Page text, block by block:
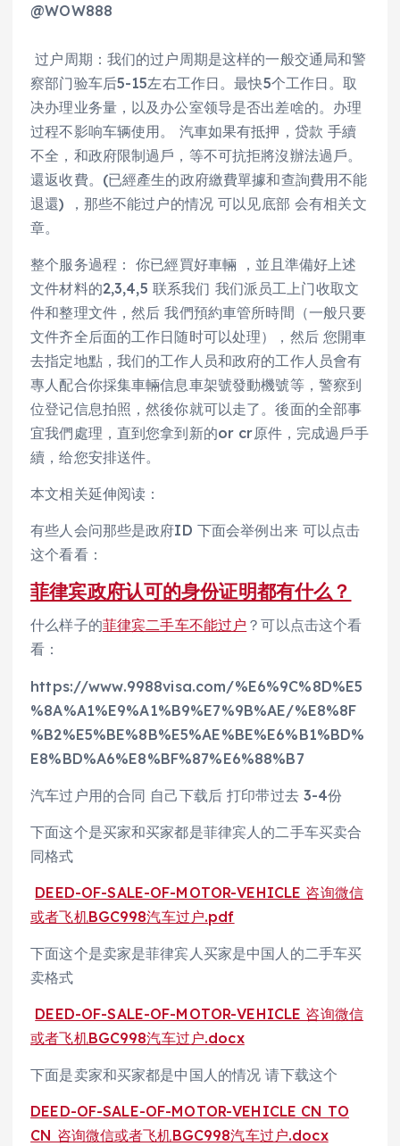
@WOW888
过户周期：我们的过户周期是这样的一般交通局和警
察部门验车后5-15左右工作日。最快5个工作日。取
决办理业务量，以及办公室领导是否出差啥的。办理
过程不影响车辆使用。 汽車如果有抵押，贷款 手續
不全，和政府限制過戶，等不可抗拒將沒辦法過戶。
還返收費。(已經產生的政府繳費單據和查詢費用不能
退還) ，那些不能过户的情况 可以见底部 会有相关文
章。
整个服务過程： 你已經買好車輛 ，並且準備好上述
文件材料的2,3,4,5 联系我们 我们派员工上门收取文
件和整理文件，然后 我們預約車管所時間（一般只要
文件齐全后面的工作日随时可以处理），然后 您開車
去指定地點，我们的工作人员和政府的工作人员會有
專人配合你採集車輛信息車架號發動機號等，警察到
位登记信息拍照，然後你就可以走了。後面的全部事
宜我們處理，直到您拿到新的or cr原件，完成過戶手
續，给您安排送件。
本文相关延伸阅读：
有些人会问那些是政府ID 下面会举例出来 可以点击
这个看看：
菲律宾政府认可的身份证明都有什么？
什么样子的菲律宾二手车不能过户 ？可以点击这个看
看：
https://www.9988visa.com/%E6%9C%8D%E5
%8A%A1%E9%A1%B9%E7%9B%AE/%E8%8F
%B2%E5%BE%8B%E5%AE%BE%E6%B1%BD%
E8%BD%A6%E8%BF%87%E6%88%B7
汽车过户用的合同 自己下载后 打印带过去 3-4份
下面这个是买家和买家都是菲律宾人的二手车买卖合
同格式
DEED-OF-SALE-OF-MOTOR-VEHICLE 咨询微信
或者飞机BGC998汽车过户.pdf
下面这个是卖家是菲律宾人买家是中国人的二手车买
卖格式
DEED-OF-SALE-OF-MOTOR-VEHICLE 咨询微信
或者飞机BGC998汽车过户.docx
下面是卖家和买家都是中国人的情况 请下载这个
DEED-OF-SALE-OF-MOTOR-VEHICLE CN TO
CN 咨询微信或者飞机BGC998汽车过户.docx